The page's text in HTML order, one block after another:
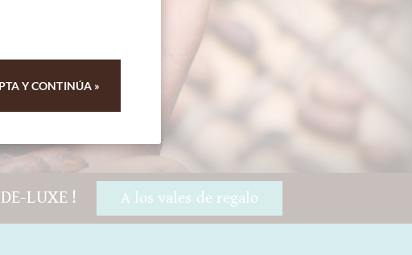
84
LUXE ! A los vales de regalo
Y CONTINÚA »